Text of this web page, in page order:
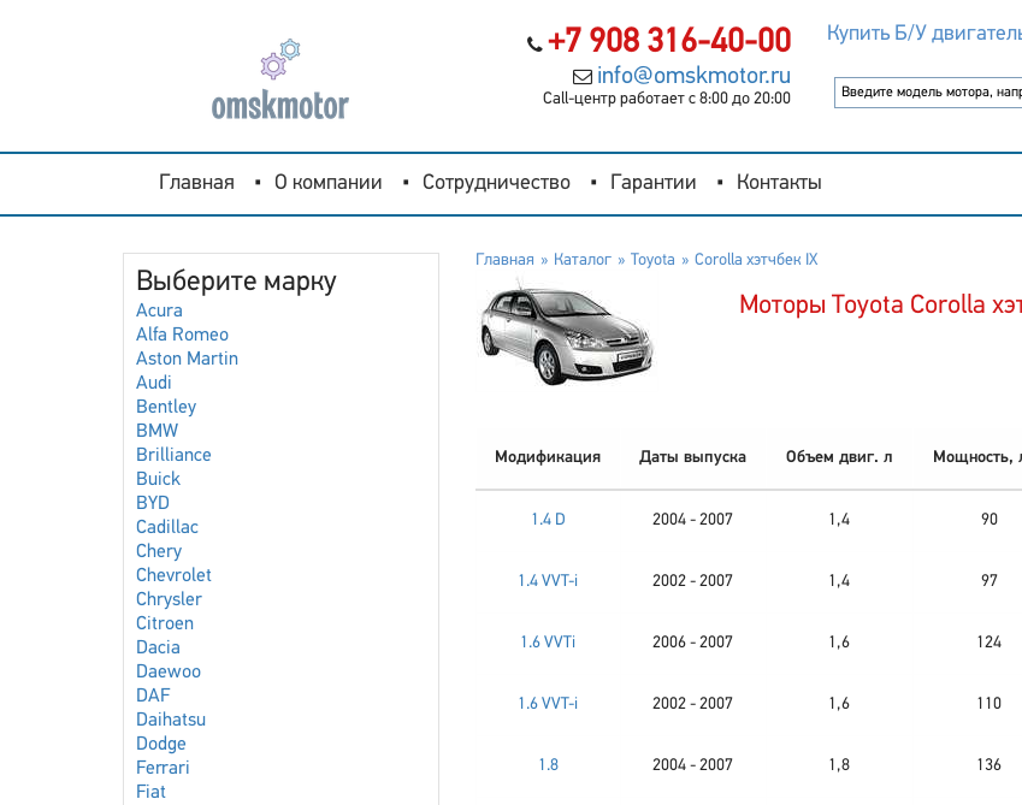
+7 908 316-40-00
info@omskmotor.ru
Call-центр работает с 8:00 до 20:00
Купить Б/У
Главная О компании Сотрудничество Гарантии Контакты
Выберите марку
Acura
Alfa Romeo
Aston Martin
Audi
Bentley
BMW
Brilliance
Buick
BYD
Cadillac
Chery
Chevrolet
Chrysler
Citroen
Dacia
Daewoo
DAF
Daihatsu
Dodge
Ferrari
Fiat
Главная Каталог Toyota Corolla хэтчбек IX
Моторы Toyota Corolla
Модификация Даты выпуска Объем двиг. л Мощность,
1.4 D 2004 - 2007 1,4 90
1.4 VVT-i 2002 - 2007 1,4 97
1.6 VVTi 2006 - 2007 1,6 124
1.6 VVT-i 2002 - 2007 1,6 110
1.8 2004 - 2007 1,8 136